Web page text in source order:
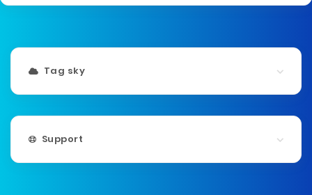
Tag sky
Support